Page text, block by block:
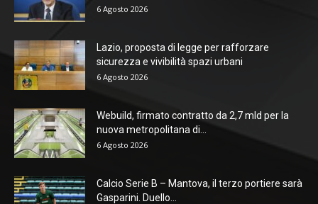
6 Agosto 2026
Lazio, proposta di legge per rafforzare
sicurezza e vivibilità spazi urbani
6 Agosto 2026
Webuild, firmato contratto da 2,7 mld per la
nuova metropolitana di...
6 Agosto 2026
Calcio Serie B – Mantova, il terzo portiere sarà
Gasparini. Duello...